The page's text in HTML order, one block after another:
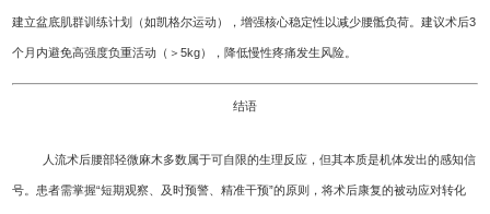
建立盆底肌群训练计划（如凯格尔运动），增强核心稳定性以减少腰骶负荷。建议术后3
个月内避免高强度负重活动（＞5kg），降低慢性疼痛发生风险。
结语
人流术后腰部轻微麻木多数属于可自限的生理反应，但其本质是机体发出的感知信
号。患者需掌握“短期观察、及时预警、精准干预”的原则，将术后康复的被动应对转化